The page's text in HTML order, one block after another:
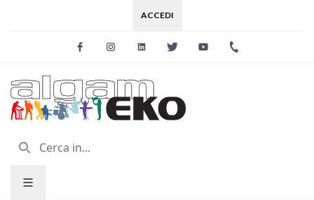
ACCEDI
FacebookInstagramLinkedinTwitter Youtube